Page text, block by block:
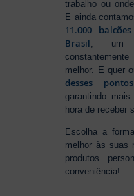
trabalho ou
E ainda
11.000
Brasil, um
melhor. E quer
desses
garantindo
hora de receber
Escolha a
melhor às suas
produtos
conveniência!